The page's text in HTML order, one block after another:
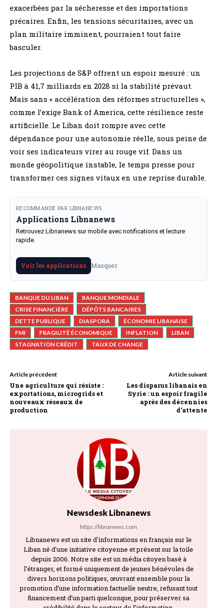
exacerbées par la sécheresse et des importations
précaires. Enfin, les tensions sécuritaires, avec un
plan militaire imminent, pourraient tout faire
basculer.
Les projections de S&P offrent un espoir mesuré : un
PIB à 41,7 milliards en 2028 si la stabilité prévaut.
Mais sans « accélération des réformes structurelles »,
comme l’exige Bank of America, cette résilience reste
artificielle. Le Liban doit rompre avec cette
dépendance pour une autonomie réelle, sous peine de
voir ses indicateurs virer au rouge vif. Dans un
monde géopolitique instable, le temps presse pour
transformer ces signes vitaux en une reprise durable.
RECOMMANDE PAR LIBNANEWS
Applications Libnanews
Retrouvez Libnanews sur mobile avec notifications et lecture
rapide.
Voir les applications Masquer
BANQUE DU LIBAN
BANQUE MONDIALE
CRISE FINANCIÈRE
DÉPÔTS BANCAIRES
DETTE PUBLIQUE
DIASPORA
ÉCONOMIE LIBANAISE
FMI
FRAGILITÉ ÉCONOMIQUE INFLATION
LIBAN
STAGNATION CRÉDIT
TAUX DE CHANGE
Article précédent
Une agriculture qui résiste :
exportations, microgrids et
nouveaux réseaux de
production
Article suivant
Les disparus libanais en
Syrie : un espoir fragile
après des décennies
d’attente
Newsdesk Libnanews
https://libnanews.com
Libnanews est un site d'informations en français sur le
Liban né d'une initiative citoyenne et présent sur la toile
depuis 2006. Notre site est un média citoyen basé à
l’étranger, et formé uniquement de jeunes bénévoles de
divers horizons politiques, œuvrant ensemble pour la
promotion d’une information factuelle neutre, refusant tout
financement d’un parti quelconque, pour préserver sa